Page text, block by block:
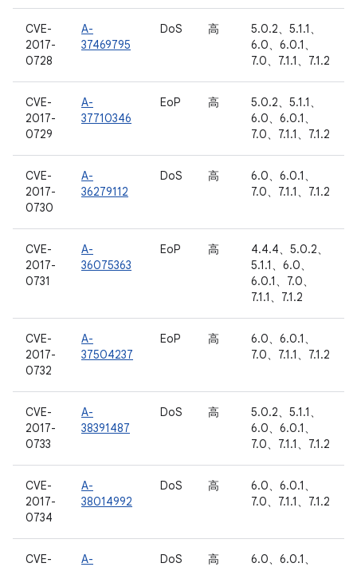
CVE-
2017-
0728
A-
37469795
DoS 高
5.0.2、5.1.1、
6.0、6.0.1、
7.0、7.1.1、7.1.2
CVE-
2017-
0729
A-
37710346
EoP 高
5.0.2、5.1.1、
6.0、6.0.1、
7.0、7.1.1、7.1.2
CVE-
2017-
0730
A-
36279112
DoS 高
6.0、6.0.1、
7.0、7.1.1、7.1.2
CVE-
2017-
0731
A-
36075363
EoP 高
4.4.4、5.0.2、
5.1.1、6.0、
6.0.1、7.0、
7.1.1、7.1.2
CVE-
2017-
0732
A-
37504237
EoP 高
6.0、6.0.1、
7.0、7.1.1、7.1.2
CVE-
2017-
0733
A-
38391487
DoS 高
5.0.2、5.1.1、
6.0、6.0.1、
7.0、7.1.1、7.1.2
CVE-
2017-
0734
A-
38014992
DoS 高
6.0、6.0.1、
7.0、7.1.1、7.1.2
CVE-
A-
DoS 高
6.0、6.0.1、